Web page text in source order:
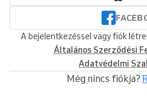
A bejelentkezéssel vagy fiók
Általános Szerződési
Adatvédelmi
Még nincs fiókja?